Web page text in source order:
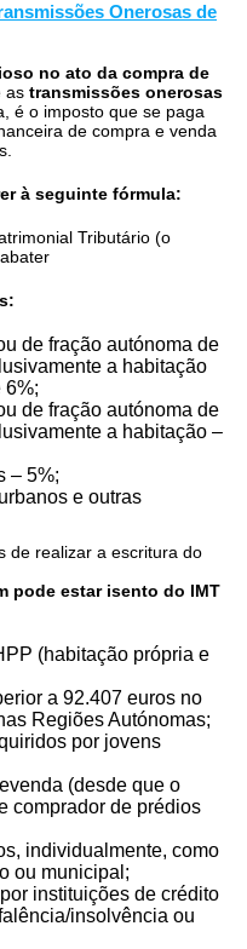
Onerosas de
no ato da compra de
as transmissões onerosas
é o imposto que se paga
de compra e venda
à seguinte fórmula:
Tributário (o
de fração autónoma de
a habitação
6%;
de fração autónoma de
a habitação –
– 5%;
e outras
de realizar a escritura do
pode estar isento do IMT
(habitação própria e
a 92.407 euros no
Regiões Autónomas;
por jovens
(desde que o
comprador de prédios
individualmente, como
ou municipal;
instituições de crédito
insolvência ou